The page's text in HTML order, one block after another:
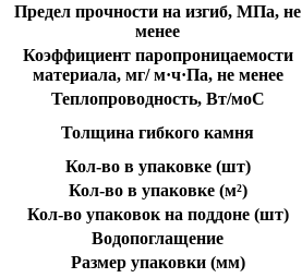
Предел прочности на изгиб, МПа, не
менее
Коэффициент паропроницаемости
материала, мг/ м·ч·Па, не менее
Теплопроводность, Вт/моС
Толщина гибкого камня
Кол-во в упаковке (шт)
Кол-во в упаковке (м²)
Кол-во упаковок на поддоне (шт)
Водопоглащение
Размер упаковки (мм)